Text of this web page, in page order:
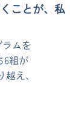
ことが、私
ムを
6組が
越え、